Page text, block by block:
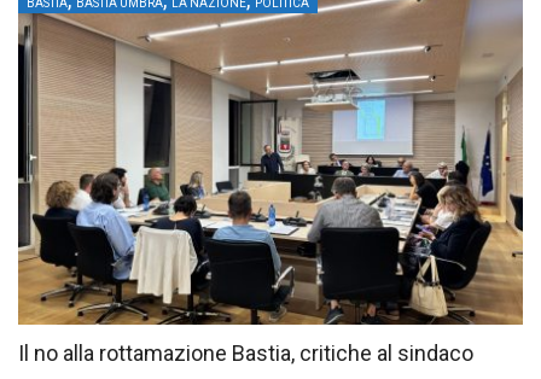
BASTIA BASTIA UMBRA LA NAZIONE POLITICA
Il no alla rottamazione Bastia, critiche al sindaco